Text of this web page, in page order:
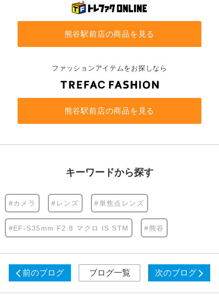
熊谷駅前店の商品を見る
ファッションアイテムをお探しなら
熊谷駅前店の商品を見る
キーワードから探す
#カメラ #レンズ #単焦点レンズ
#EF-S35mm F2.8 マクロ IS STM #熊谷
前のブログ ブログ一覧 次のブログ